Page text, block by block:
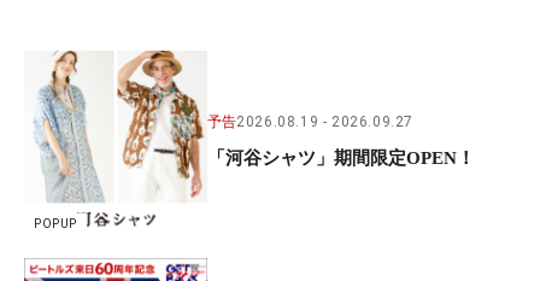
POPUP
予告2026.08.19 2026.09.27
「河谷シャツ」期間限定OPEN！